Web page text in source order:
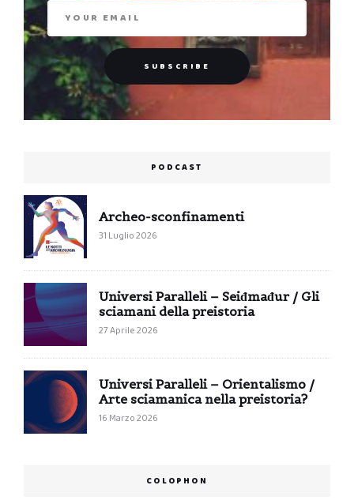
PODCAST
Archeo-sconfinamenti
31 Luglio 2026
Universi Paralleli – Seiđmađur / Gli
sciamani della preistoria
27 Aprile 2026
Universi Paralleli – Orientalismo /
Arte sciamanica nella preistoria?
16 Marzo 2026
COLOPHON